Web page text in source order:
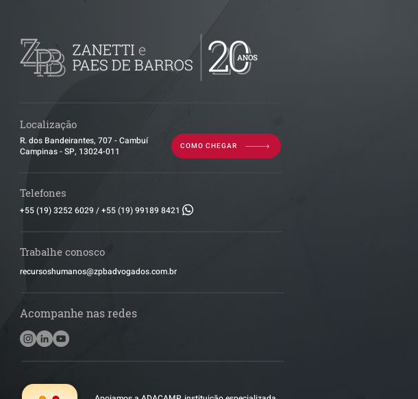
Localização
R. dos Bandeirantes, 707 - Cambuí
Campinas - SP, 13024-011
COMO CHEGAR
Telefones
+55 (19) 3252 6029 /+55 (19) 99189 8421
Trabalhe conosco
​recursoshumanos@zpbadvogados.com.br
Acompanhe nas redes